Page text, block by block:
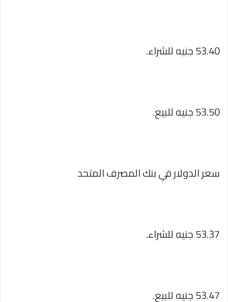
53.40 جنيه للشراء.
53.50 جنيه للبيع.
سعر الدولار في بنك المصرف المتحد
53.37 جنيه للشراء.
53.47 جنيه للبيع.